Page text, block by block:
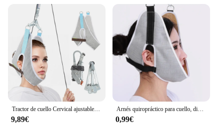
traction for customized relief
Parts and Accessories: Includes a set of adjustable
straps for a secure fit
Applicable People: Suitable for individuals seeking
neck pain relief
Features:
**Comfort and Efficacy**
The traccion cervical is designed to provide
targeted relief for those suffering from neck pain
and tension. The ergonomic, contoured shape
conforms to the natural curvature of the neck,
Tractor de cuello Cervical ajustable, cinturón de tracción de la columna Cervical, masajeador de cuello elástico, dispositivo de corrección quiropráctica, alivio del dolor
9,89€
Arnés quiropráctico para cuello, dispositivo de tracción Cervical colgante, cinturón de estiramiento, alivio del dolor
0,99€